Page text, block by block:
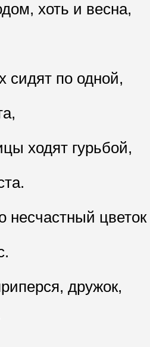
хоть и весна,
сидят по одной,
ходят гурьбой,
несчастный цветок
дружок,